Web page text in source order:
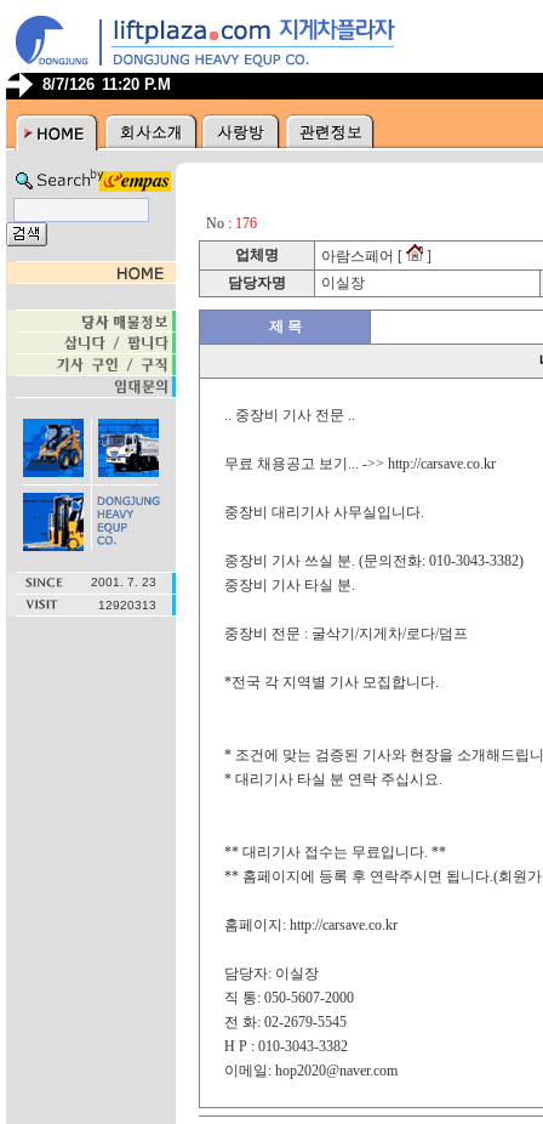
8/7/126 11:20 P.M
2001. 7. 23
12920313
No : 176
업체명
아람스페어 [
]
담당자명
이실장
제 목
.. 중장비 기사 전문 ..
무료 채용공고 보기... ->> http://carsave.co.kr
중장비 대리기사 사무실입니다.
중장비 기사 쓰실 분. (문의전화: 010-3043-3382)
중장비 기사 타실 분.
중장비 전문 : 굴삭기/지게차/로다/덤프
*전국 각 지역별 기사 모집합니다.
* 조건에 맞는 검증된 기사와 현장을 소개해드립
* 대리기사 타실 분 연락 주십시요.
** 대리기사 접수는 무료입니다. **
** 홈페이지에 등록 후 연락주시면 됩니다.(회원
홈페이지: http://carsave.co.kr
담당자: 이실장
직 통: 050-5607-2000
전 화: 02-2679-5545
H P : 010-3043-3382
이메일: hop2020@naver.com